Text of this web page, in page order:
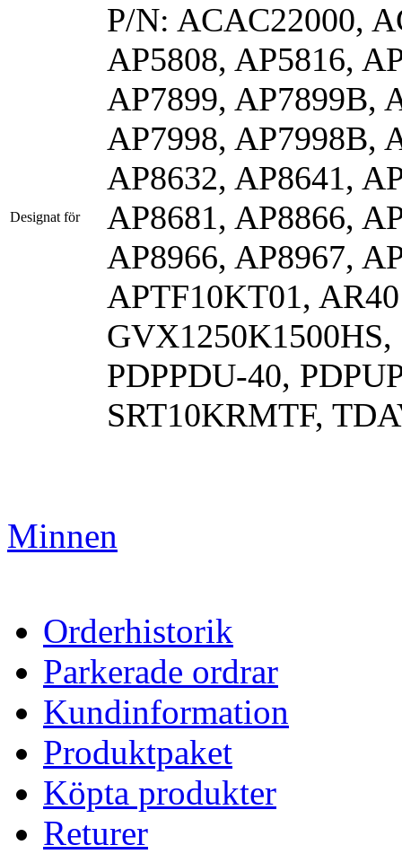
Designat för
P/N: ACAC22000,
AP5808, AP5816,
AP7899, AP7899B,
AP7998, AP7998B,
AP8632, AP8641,
AP8681, AP8866,
AP8966, AP8967,
APTF10KT01,
PDPPDU-40,
SRT10KRMTF,
Minnen
Orderhistorik
Parkerade ordrar
Kundinformation
Produktpaket
Köpta produkter
Returer